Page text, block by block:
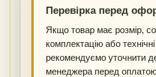
Перевірка перед
Якщо товар має розмір,
комплектацію або
рекомендуємо уточнити
менеджера перед